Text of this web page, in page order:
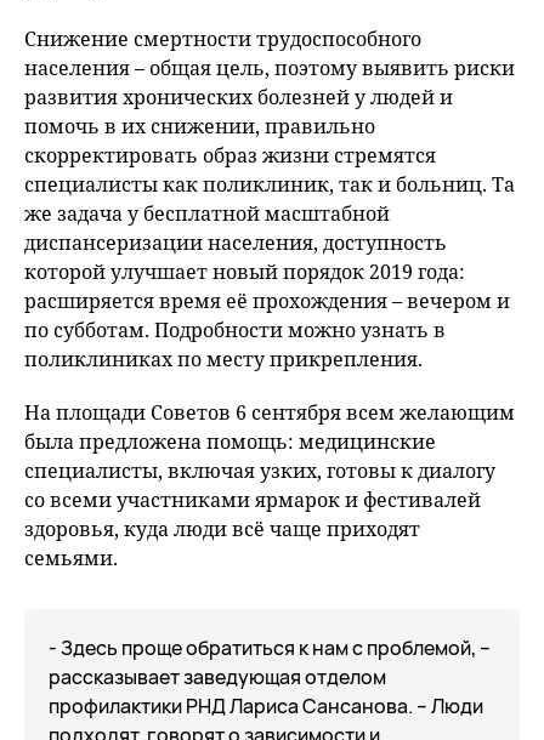
Снижение смертности трудоспособного
населения – общая цель, поэтому выявить риски
развития хронических болезней у людей и
помочь в их снижении, правильно
скорректировать образ жизни стремятся
специалисты как поликлиник, так и больниц. Та
же задача у бесплатной масштабной
диспансеризации населения, доступность
которой улучшает новый порядок 2019 года:
расширяется время её прохождения – вечером и
по субботам. Подробности можно узнать в
поликлиниках по месту прикрепления.
На площади Советов 6 сентября всем желающим
была предложена помощь: медицинские
специалисты, включая узких, готовы к диалогу
со всеми участниками ярмарок и фестивалей
здоровья, куда люди всё чаще приходят
семьями.
- Здесь проще обратиться к нам с проблемой, –
рассказывает заведующая отделом
профилактики РНД Лариса Сансанова. – Люди